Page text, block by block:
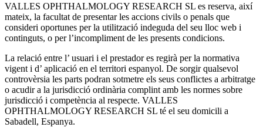
VALLES OPHTHALMOLOGY RESEARCH SL es reserva, així
mateix, la facultat de presentar les accions civils o penals que
consideri oportunes per la utilització indeguda del seu lloc web i
continguts, o per l’incompliment de les presents condicions.
La relació entre l’ usuari i el prestador es regirà per la normativa
vigent i d’ aplicació en el territori espanyol. De sorgir qualsevol
controvèrsia les parts podran sotmetre els seus conflictes a arbitratge
o acudir a la jurisdicció ordinària complint amb les normes sobre
jurisdicció i competència al respecte. VALLES
OPHTHALMOLOGY RESEARCH SL té el seu domicili a
Sabadell, Espanya.